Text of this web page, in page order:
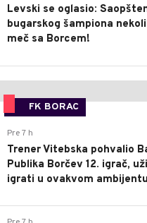
Levski se oglasio:
bugarskog šampiona
meč sa Borcem!
FK BORAC
Pre 7 h
Trener Vitebska pohvalio
Publika Borčev 12. igrač,
igrati u ovakvom ambijentu